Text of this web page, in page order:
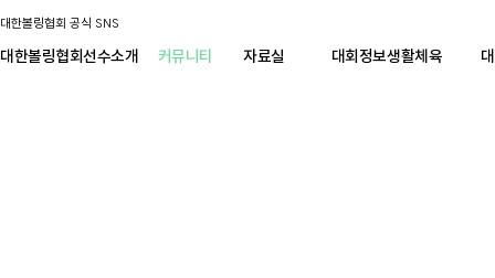
대한볼링협회 공식 SNS
대한볼링협회선수소개 커뮤니티 자료실 대회정보생활체육